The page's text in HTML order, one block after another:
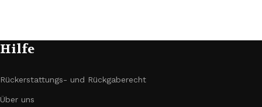
Hilfe
Rückerstattungs- und Rückgaberecht
Über uns